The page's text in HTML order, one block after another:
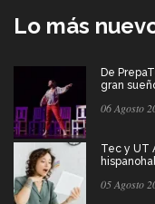
Lo más
De
gran
06 Agosto
Tec y UT
05 Agosto